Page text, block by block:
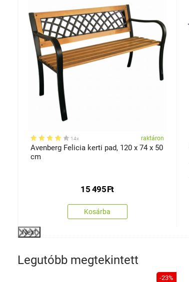
14x raktáron
Avenberg Felicia kerti pad, 120 x 74 x 50
cm
15 495Ft
Kosárba
Next
Legutóbb megtekintett
-23%